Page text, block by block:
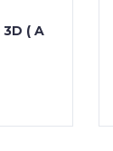
3D ( A